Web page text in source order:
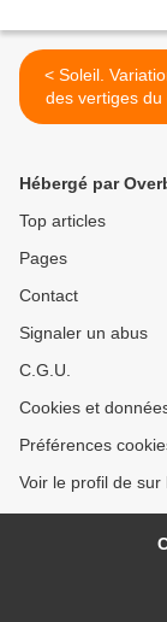
< Soleil. Variations autour
des vertiges du
sur les traces
Hébergé par
Top articles
Pages
Contact
Signaler un abus
C.G.U.
Cookies et
Préférences
Voir le profil de